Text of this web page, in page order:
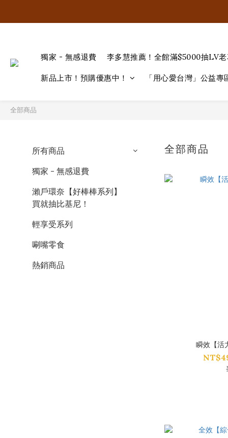
獨家 - 無感退費 李多慧推薦！全館滿$5000抽LV
新品上市！預購優惠中！ 「用心愛台灣」公益專
全部商品
所有商品
獨家 - 無感退費
瀨戶環奈【好棒棒系列】
買就抽比基尼！
輕享受系列
唰嘴零食
熱銷商品
全部商品
瞬效【活